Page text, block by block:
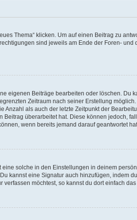
Thema“ klicken. Um auf einen Beitrag zu
sind jeweils am Ende der Foren- und
eigenen Beiträge bearbeiten oder löschen. Du
Zeitraum nach seiner Erstellung
Anzahl als auch der letzte Zeitpunkt der
überarbeitet hat. Diese können jedoch,
wenn bereits jemand darauf geantwortet
solche in den Einstellungen in deinem
kannst eine Signatur auch hinzufügen,
möchtest, so kannst du dort einfach